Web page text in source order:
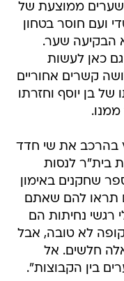
ממוצעת של
ועם חוסר בטחון
שבהן לא הבקיעה שער.
כאן לעשות
קשרים אחוריים
בן יוסף וחזרתו
בהרכב את שי חדד
בית"ר לנסות
שחקנים באימון
תראו להם שאתם
רגשי נחיתות הם
לא טובה, אבל
חלשים. אל
בין הקבוצות".